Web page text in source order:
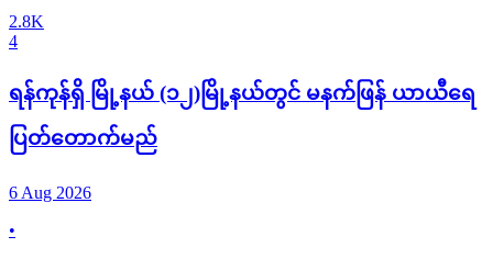
2.8K
4
ရန်ကုန်ရှိ မြို့နယ် (၁၂)မြို့နယ်တွင် မနက်ဖြန် ယာယီရေ
ပြတ်တောက်မည်
6 Aug 2026
•